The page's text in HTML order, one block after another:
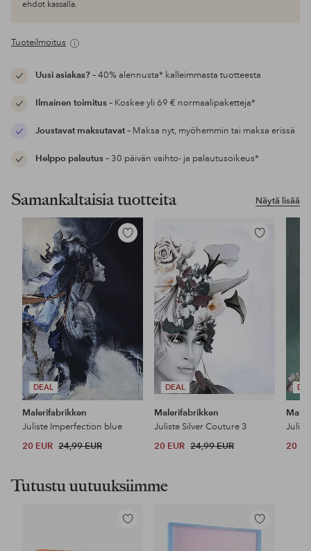
ehdot kassalla.
Tuoteilmoitus
Uusi asiakas?– 40% alennusta* kalleimmasta tuotteesta
Ilmainen toimitus– Koskee yli 69 € normaalipaketteja*
Joustavat maksutavat– Maksa nyt, myöhemmin tai maksa erissä
Helppo palautus– 30 päivän vaihto- ja palautusoikeus*
Näytä lisää
Samankaltaisia tuotteita
DEAL
Lisää
suosikkeihin
Malerifabrikken
Juliste Imperfection blue
20 EUR 24,99 EUR
DEAL
Lisää
Malerifabrikken
Juliste Silver Couture 3
20 EUR 24,99 EUR
20
Tutustu uutuuksiimme
Lisää
Lisää